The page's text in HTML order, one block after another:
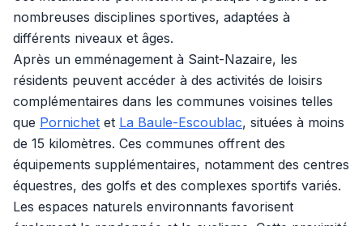
nombreuses disciplines sportives, adaptées à
différents niveaux et âges.
Après un emménagement à Saint-Nazaire, les
résidents peuvent accéder à des activités de loisirs
complémentaires dans les communes voisines telles
que Pornichet et La Baule-Escoublac, situées à moins
de 15 kilomètres. Ces communes offrent des
équipements supplémentaires, notamment des centres
équestres, des golfs et des complexes sportifs variés.
Les espaces naturels environnants favorisent